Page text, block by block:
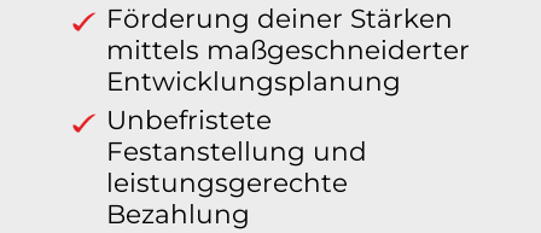
Förderung deiner Stärken
mittels maßgeschneiderter
Entwicklungsplanung
Unbefristete
Festanstellung und
leistungsgerechte
Bezahlung